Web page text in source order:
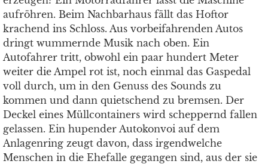
aufröhren. Beim Nachbarhaus fällt das Hoftor
krachend ins Schloss. Aus vorbeifahrenden Autos
dringt wummernde Musik nach oben. Ein
Autofahrer tritt, obwohl ein paar hundert Meter
weiter die Ampel rot ist, noch einmal das Gaspedal
voll durch, um in den Genuss des Sounds zu
kommen und dann quietschend zu bremsen. Der
Deckel eines Müllcontainers wird scheppernd fallen
gelassen. Ein hupender Autokonvoi auf dem
Anlagenring zeugt davon, dass irgendwelche
Menschen in die Ehefalle gegangen sind, aus der sie